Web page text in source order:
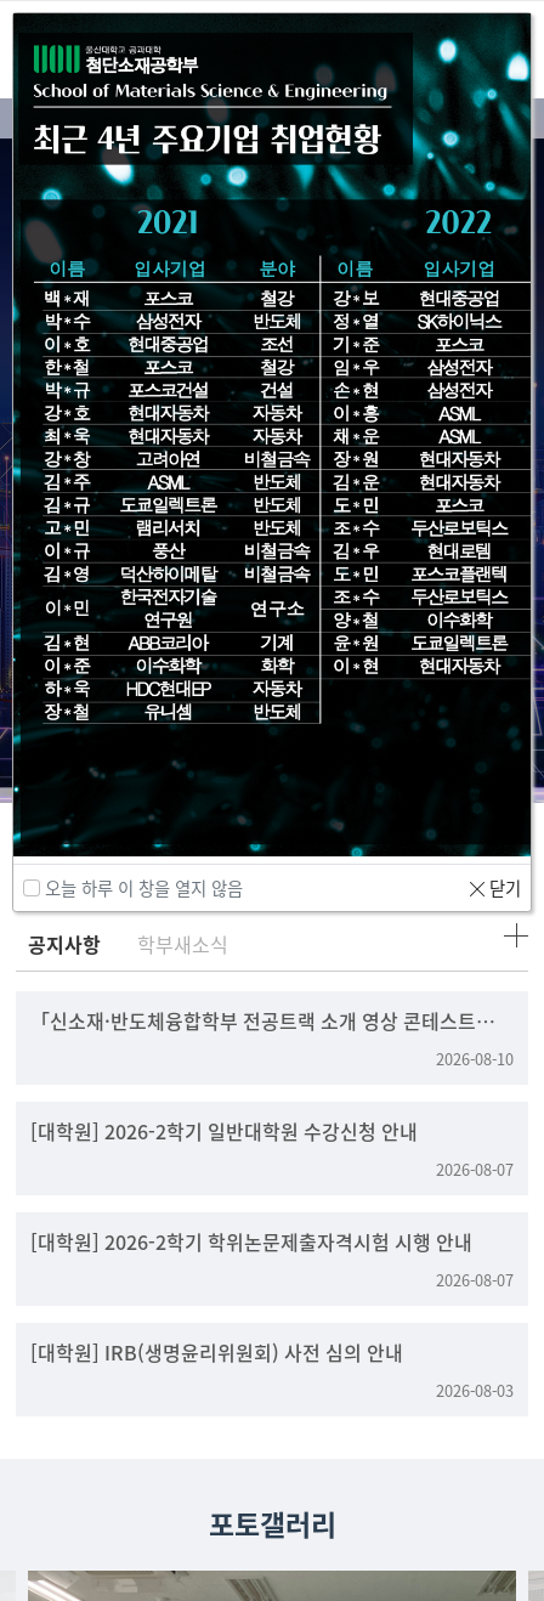
오늘 하루 이 창을 열지 않음 닫기
Community
공지사항 학부새소식
「신소재·반도체융합학부 전공트랙 소개 영상 콘테스트」
2026-08-10
[대학원] 2026-2학기 일반대학원 수강신청 안내
2026-08-07
[대학원] 2026-2학기 학위논문제출자격시험 시행 안내
2026-08-07
[대학원] IRB(생명윤리위원회) 사전 심의 안내
2026-08-03
포토갤러리